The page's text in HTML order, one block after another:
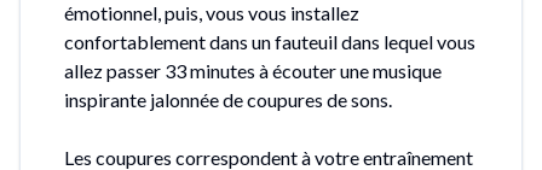
émotionnel, puis, vous vous installez
confortablement dans un fauteuil dans lequel vous
allez passer 33 minutes à écouter une musique
inspirante jalonnée de coupures de sons.
Les coupures correspondent à votre entraînement